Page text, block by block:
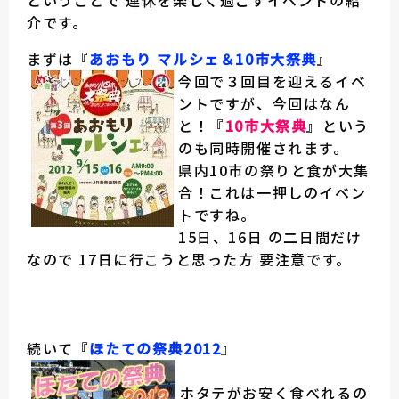
介です。
まずは『あおもり マルシェ＆10市大祭典』
今回で３回目を迎えるイベ
ントですが、今回はなん
と！『10市大祭典』という
のも同時開催されます。
県内10市の祭りと食が大集
合！これは一押しのイベン
トですね。
15日、16日 の二日間だけ
なので 17日に行こうと思った方 要注意です。
続いて『ほたての祭典2012』
ホタテがお安く食べれるの